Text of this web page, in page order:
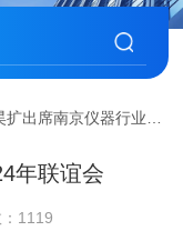
出席南京仪器行业2024年联谊会
年联谊会
1119